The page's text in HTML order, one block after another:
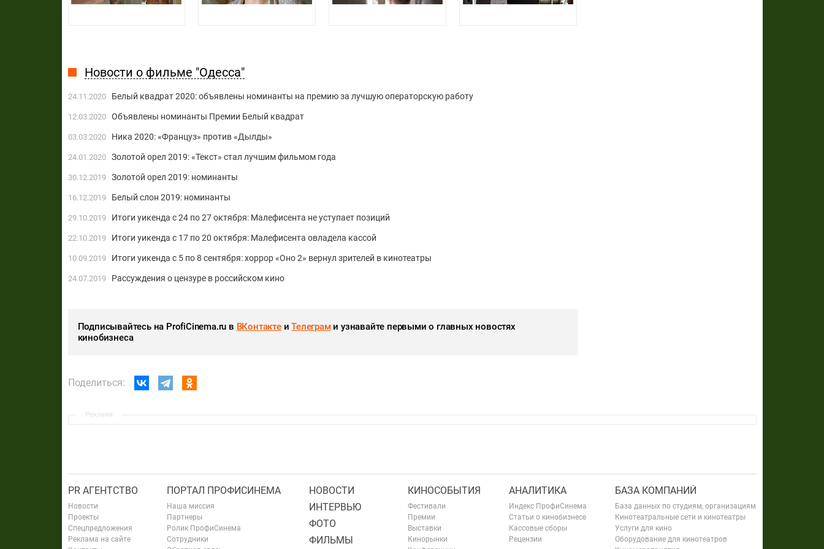
Новости о фильме "Одесса"
24.11.2020 Белый квадрат 2020: объявлены номинанты на премию за лучшую операторскую работу
12.03.2020 Объявлены номинанты Премии Белый квадрат
03.03.2020 Ника 2020: «Француз» против «Дылды»
24.01.2020 Золотой орел 2019: «Текст» стал лучшим фильмом года
30.12.2019 Золотой орел 2019: номинанты
16.12.2019 Белый слон 2019: номинанты
29.10.2019 Итоги уикенда с 24 по 27 октября: Малефисента не уступает позиций
22.10.2019 Итоги уикенда с 17 по 20 октября: Малефисента овладела кассой
10.09.2019 Итоги уикенда с 5 по 8 сентября: хоррор «Оно 2» вернул зрителей в кинотеатры
24.07.2019 Рассуждения о цензуре в российском кино
Подписывайтесь на ProfiCinema.ru в ВКонтактеиТелеграми узнавайте первыми о главных новостях
кинобизнеса
Поделиться:
Реклама
PR АГЕНТСТВО
Новости
Проекты
Спецпредложения
Реклама на сайте
ПОРТАЛ ПРОФИСИНЕМА
Наша миссия
Партнеры
Ролик ПрофиСинема
Сотрудники
НОВОСТИ
ИНТЕРВЬЮ
ФОТО
ФИЛЬМЫ
КИНОСОБЫТИЯ
Фестивали
Премии
Выставки
Кинорынки
АНАЛИТИКА
Индекс ПрофиСинема
Статьи о кинобизнесе
Кассовые сборы
Рецензии
БАЗА КОМПАНИЙ
База данных по студиям, организациям
Кинотеатральные сети и кинотеатры
Услуги для кино
Оборудование для кинотеатров